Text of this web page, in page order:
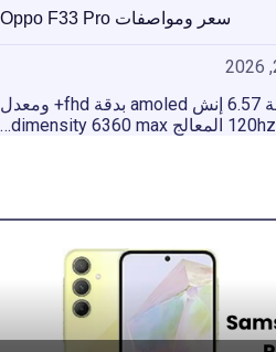
سعر ومواصفات Oppo F33 Pro
العنصر التفاصيل الشاشة 6.57 إنش amoled بدقة fhd+ ومعدل
120hz المعالج dimensity 6360 max…